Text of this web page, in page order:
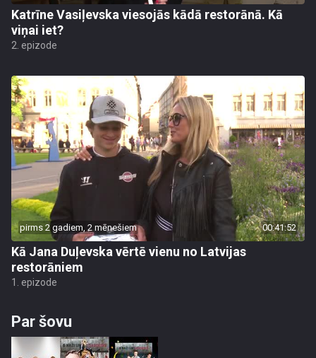
Katrīne Vasiļevska viesojās kādā restorānā. Kā
viņai iet?
2. epizode
pirms 2 gadiem, 2 mēnešiem 00:41:52
Kā Jana Duļevska vērtē vienu no Latvijas
restorāniem
1. epizode
Par šovu